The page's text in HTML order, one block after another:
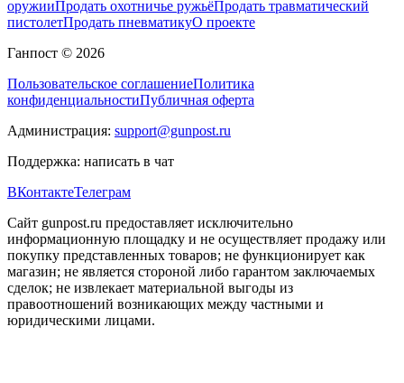
оружииПродать охотничье ружьёПродать травматический
пистолетПродать пневматикуО проекте
Ганпост © 2026
Пользовательское соглашениеПолитика
конфиденциальностиПубличная оферта
Администрация: support@gunpost.ru
Поддержка: написать в чат
ВКонтактеТелеграм
Сайт gunpost.ru предоставляет исключительно
информационную площадку и не осуществляет продажу или
покупку представленных товаров; не функционирует как
магазин; не является стороной либо гарантом заключаемых
сделок; не извлекает материальной выгоды из
правоотношений возникающих между частными и
юридическими лицами.